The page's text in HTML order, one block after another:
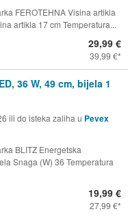
FEROTEHNA Visina artikla
artikla 17 cm Temperatura...
29,99 €
39,99 €
36 W, 49 cm, bijela 1
ili do isteka zaliha u Pevex
BLITZ Energetska
Snaga (W) 36 Temperatura
19,99 €
27,99 €